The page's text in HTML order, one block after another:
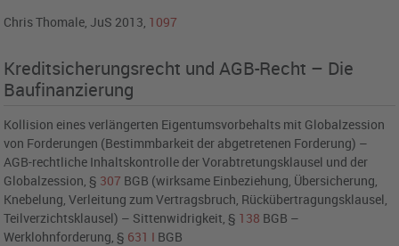
Chris Thomale, JuS 2013, 1097
Kreditsicherungsrecht und AGB-Recht – Die
Baufinanzierung
Kollision eines verlängerten Eigentumsvorbehalts mit Globalzession
von Forderungen (Bestimmbarkeit der abgetretenen Forderung) –
AGB-rechtliche Inhaltskontrolle der Vorabtretungsklausel und der
Globalzession, § 307 BGB (wirksame Einbeziehung, Übersicherung,
Knebelung, Verleitung zum Vertragsbruch, Rückübertragungsklausel,
Teilverzichtsklausel) – Sittenwidrigkeit, § 138 BGB –
Werklohnforderung, § 631 I BGB